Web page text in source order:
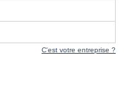
C'est votre entreprise ?